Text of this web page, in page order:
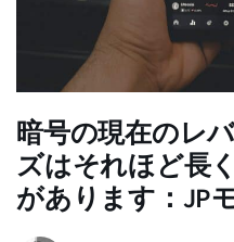
暗号の現在のレ
ズはそれほど長
があります：JP